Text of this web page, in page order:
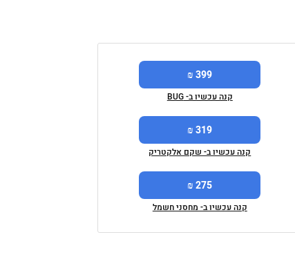
399 ₪
קנה עכשיו ב- BUG
319 ₪
קנה עכשיו ב- שקם אלקטריק
275 ₪
קנה עכשיו ב- מחסני חשמל